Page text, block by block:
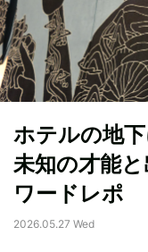
ホテルの地
未知の才能
ワードレポ
2026.05.27 Wed